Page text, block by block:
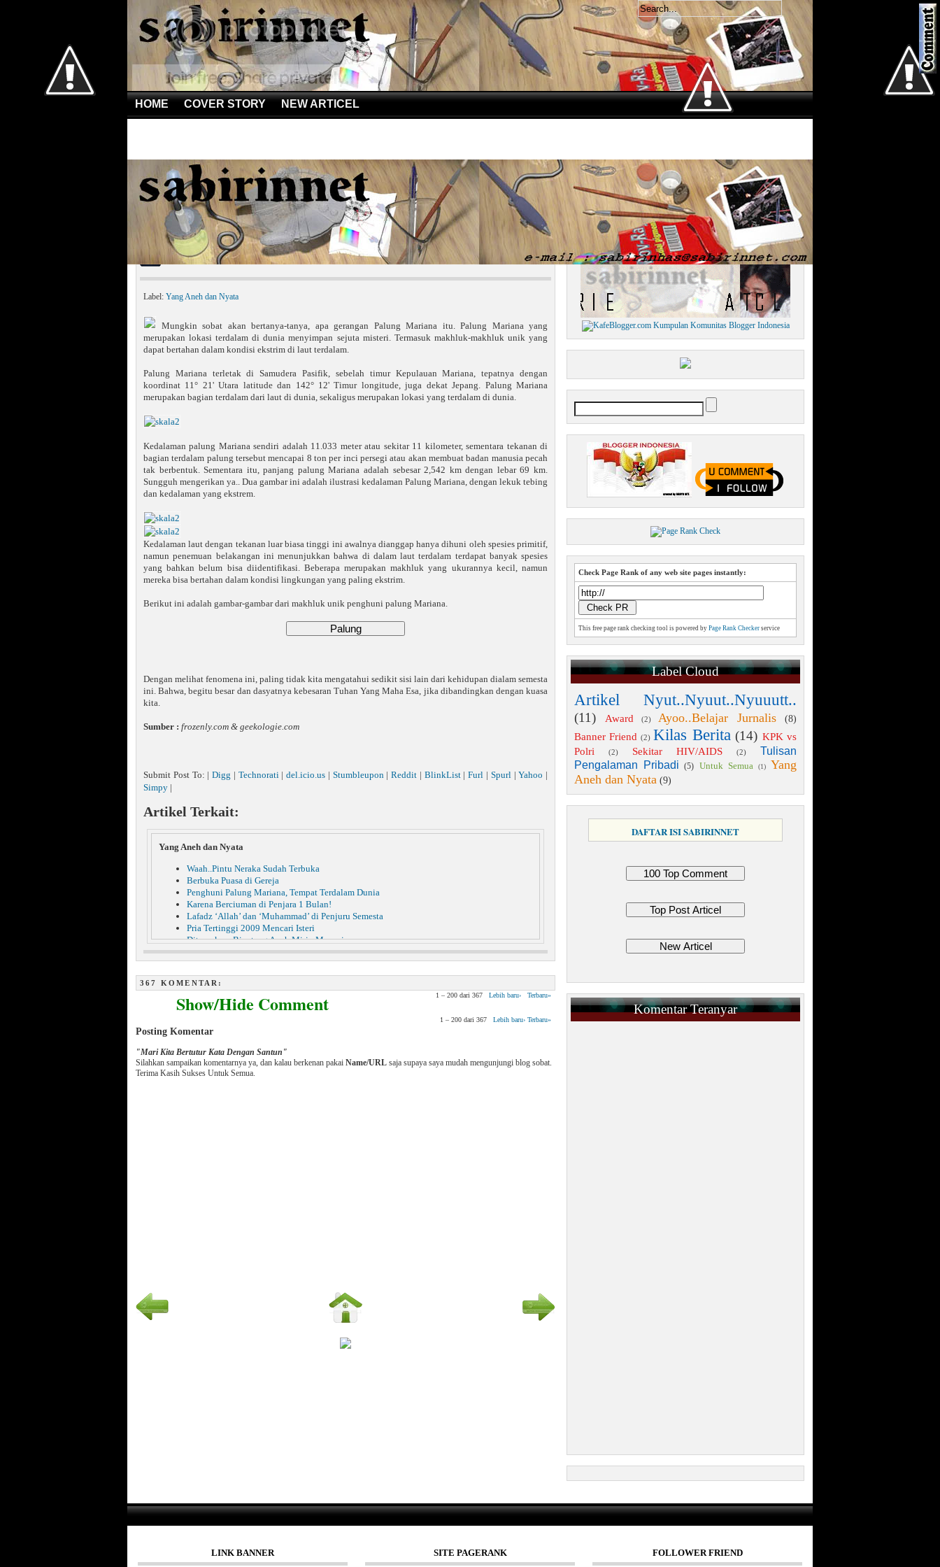
HOME COVER STORY NEW ARTICEL
Yang Aneh dan Nyata» Penghuni Palung Mariana, Tempat Terdalam Dunia
Penghuni Palung Mariana, Tempat Terdalam Dunia
Label: Yang Aneh dan Nyata
Mungkin sobat akan bertanya-tanya, apa gerangan Palung Mariana itu. Palung Mariana yang
merupakan lokasi terdalam di dunia menyimpan sejuta misteri. Termasuk makhluk-makhluk unik yang
dapat bertahan dalam kondisi ekstrim di laut terdalam.
Palung Mariana terletak di Samudera Pasifik, sebelah timur Kepulauan Mariana, tepatnya dengan
koordinat 11° 21' Utara latitude dan 142° 12' Timur longitude, juga dekat Jepang. Palung Mariana
merupakan bagian terdalam dari laut di dunia, sekaligus merupakan lokasi yang terdalam di dunia.
Kedalaman palung Mariana sendiri adalah 11.033 meter atau sekitar 11 kilometer, sementara tekanan di
bagian terdalam palung tersebut mencapai 8 ton per inci persegi atau akan membuat badan manusia pecah
tak berbentuk. Sementara itu, panjang palung Mariana adalah sebesar 2,542 km dengan lebar 69 km.
Sungguh mengerikan ya.. Dua gambar ini adalah ilustrasi kedalaman Palung Mariana, dengan lekuk tebing
dan kedalaman yang ekstrem.
Kedalaman laut dengan tekanan luar biasa tinggi ini awalnya dianggap hanya dihuni oleh spesies primitif,
namun penemuan belakangan ini menunjukkan bahwa di dalam laut terdalam terdapat banyak spesies
yang bahkan belum bisa diidentifikasi. Beberapa merupakan makhluk yang ukurannya kecil, namun
mereka bisa bertahan dalam kondisi lingkungan yang paling ekstrim.
Berikut ini adalah gambar-gambar dari makhluk unik penghuni palung Mariana.
Dengan melihat fenomena ini, paling tidak kita mengatahui sedikit sisi lain dari kehidupan dialam semesta
ini. Bahwa, begitu besar dan dasyatnya kebesaran Tuhan Yang Maha Esa, jika dibandingkan dengan kuasa
kita.
Sumber : frozenly.com & geekologie.com
Submit Post To: |Digg Technorati|del.icio.us Stumbleupon|Reddit BlinkList|Furl Spurl|Yahoo
Simpy
Artikel Terkait:
Yang Aneh dan Nyata
Waah..Pintu Neraka Sudah Terbuka
Berbuka Puasa di Gereja
Penghuni Palung Mariana, Tempat Terdalam Dunia
Karena Berciuman di Penjara 1 Bulan!
Lafadz ‘Allah’ dan ‘Muhammad’ di Penjuru Semesta
Pria Tertinggi 2009 Mencari Isteri
Ditemukan, Binatang Aneh Mirip Manusia
Menakjubkan, Keindahan Sel dan Virus Pada Manusia
Ayat Al Qur’an Ditubuh Bayi
367 KOMENTAR:
1 – 200 dari 367 Lebih baru› Terbaru»
Show/Hide Comment
1 – 200 dari 367 Lebih baru› Terbaru»
Posting Komentar
"Mari Kita Bertutur Kata Dengan Santun"
Silahkan sampaikan komentarnya ya, dan kalau berkenan pakai Name/URL saja supaya saya mudah mengunjungi blog sobat.
Terima Kasih Sukses Untuk Semua.
Welcome
Sabtu 8 Agustus 2026
Check Page Rank of any web site pages instantly:
This free page rank checking tool is powered by Page Rank Checker service
Label Cloud
Artikel Nyut..Nyuut..Nyuuutt..
(11) Award (2) Ayoo..Belajar Jurnalis
(8)
Banner Friend (2) Kilas Berita (14) KPK vs
Polri
(2) Sekitar HIV/AIDS (2)
Tulisan
Pengalaman Pribadi (5) Untuk Semua (1)
Yang
Aneh dan Nyata (9)
DAFTAR ISI SABIRINNET
Komentar Teranyar
LINK BANNER SITE PAGERANK FOLLOWER FRIEND